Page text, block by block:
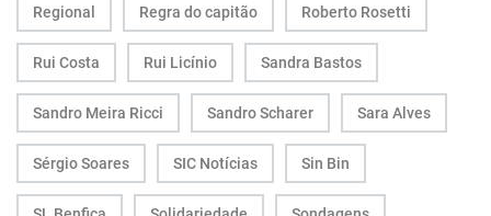
Regional Regra do capitão Roberto Rosetti
Rui Costa Rui Licínio Sandra Bastos
Sandro Meira Ricci Sandro Scharer Sara Alves
Sérgio Soares SIC Notícias Sin Bin